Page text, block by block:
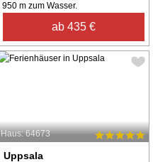
950 m zum Wasser.
ab 435 €
Haus: 64673
Uppsala